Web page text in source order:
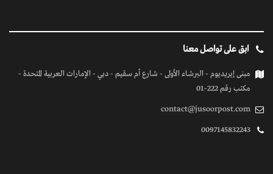
ابق على تواصل معنا
مبنى إيريديوم - البرشاء الأولى - شارع أم سقيم - دبي - الإمارات العربية المتحدة -
مكتب رقم 222-01
contact@jusoorpost.com
0097145832243